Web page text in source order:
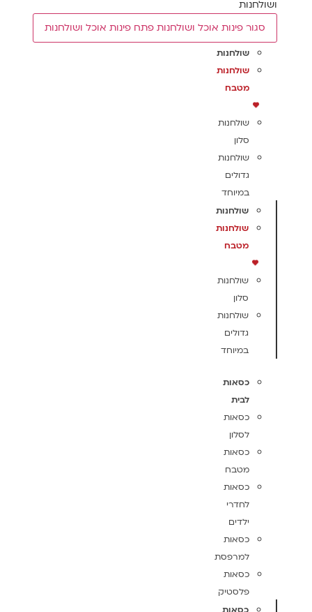
ושולחנות
סגור פינות אוכל ושולחנות פתח פינות אוכל ושולחנות
שולחנות
שולחנות
מטבח
שולחנות
סלון
שולחנות
גדולים
במיוחד
שולחנות
שולחנות
מטבח
שולחנות
סלון
שולחנות
גדולים
במיוחד
כסאות
לבית
כסאות
לסלון
כסאות
מטבח
כסאות
לחדרי
ילדים
כסאות
למרפסת
כסאות
פלסטיק